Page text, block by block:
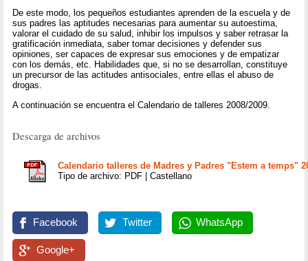
De este modo, los pequeños estudiantes aprenden de la escuela y de
sus padres las aptitudes necesarias para aumentar su autoestima,
valorar el cuidado de su salud, inhibir los impulsos y saber retrasar la
gratificación inmediata, saber tomar decisiones y defender sus
opiniones, ser capaces de expresar sus emociones y de empatizar
con los demás, etc. Habilidades que, si no se desarrollan, constituye
un precursor de las actitudes antisociales, entre ellas el abuso de
drogas.
A continuación se encuentra el Calendario de talleres 2008/2009.
Descarga de archivos
Calendario talleres de Madres y Padres "Estem a temps"
Tipo de archivo: PDF | Castellano
Facebook Twitter WhatsApp
Google+